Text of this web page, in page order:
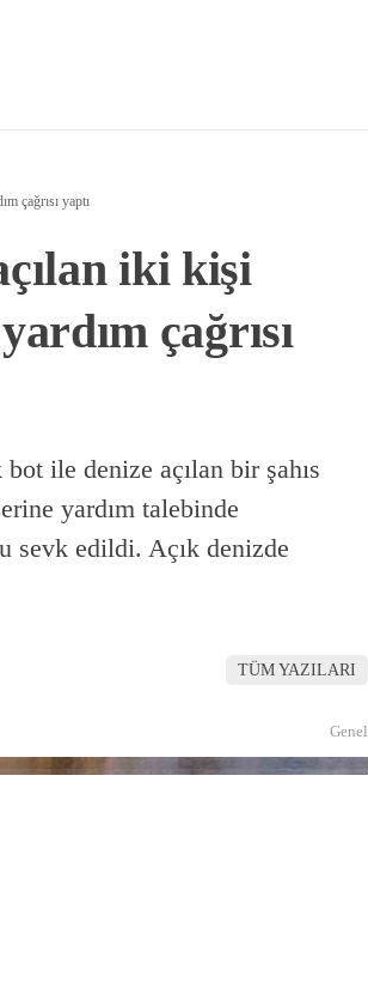
çağrısı yaptı
iki kişi
çağrısı
ile denize açılan bir şahıs
yardım talebinde
sevk edildi. Açık denizde
TÜM YAZILARI
Genel